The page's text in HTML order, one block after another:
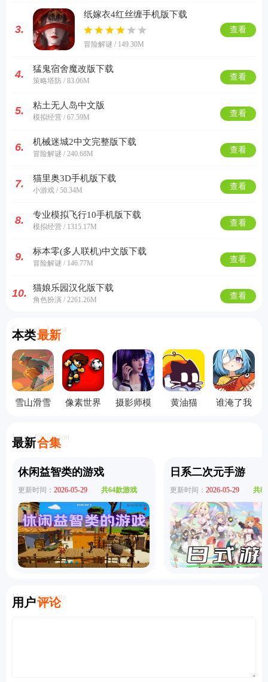
3.
纸嫁衣4红丝缠手机版下载
冒险解谜 / 149.30M
查看
4. 猛鬼宿舍魔改版下载
策略塔防 / 83.06M 查看
5. 粘土无人岛中文版
模拟经营 / 67.59M 查看
6. 机械迷城2中文完整版下载
冒险解谜 / 240.68M 查看
7. 猫里奥3D手机版下载
小游戏 / 50.34M 查看
8. 专业模拟飞行10手机版下载
模拟经营 / 1315.17M 查看
9. 标本零(多人联机)中文版下载
冒险解谜 / 146.77M 查看
10. 猫娘乐园汉化版下载
角色扮演 / 2261.26M 查看
本类最新
Currently Latest
雪山滑雪
文版
像素世界
摄影师模
黄油猫
谁淹了我
最新合集
Latest Collection
休闲益智类的游戏
更新时间： 2026-05-29 共64款游戏
日系二次元手游
更新时间： 2026-05-29 共
用户评论
User Comments